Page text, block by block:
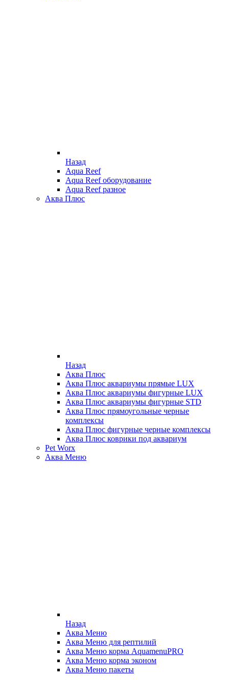
Назад
Aqua Reef
Aqua Reef оборудование
Aqua Reef разное
Аква Плюс
Назад
Аква Плюс
Аква Плюс аквариумы прямые LUX
Аква Плюс аквариумы фигурные LUX
Аква Плюс аквариумы фигурные STD
Аква Плюс прямоугольные черные
комплексы
Аква Плюс фигурные черные комплексы
Аква Плюс коврики под аквариум
Pet Worx
Аква Меню
Назад
Аква Меню
Аква Меню для рептилий
Аква Меню корма AquamenuPRO
Аква Меню корма эконом
Аква Меню пакеты